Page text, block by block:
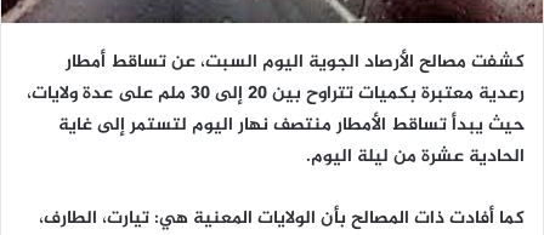
كشفت مصالح الأرصاد الجوية اليوم السبت، عن تساقط أمطار
رعدية معتبرة بكميات تتراوح بين 20 إلى 30 ملم على عدة ولايات،
حيث يبدأ تساقط الأمطار منتصف نهار اليوم لتستمر إلى غاية
الحادية عشرة من ليلة اليوم.
كما أفادت ذات المصالح بأن الولايات المعنية هي: تيارت، الطارف،